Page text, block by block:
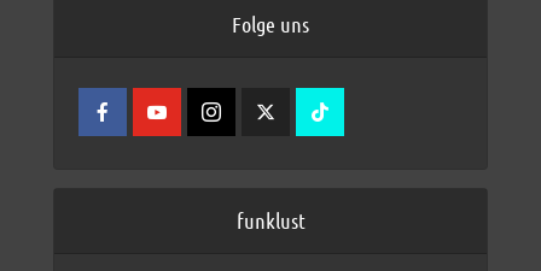
Folge uns
funklust